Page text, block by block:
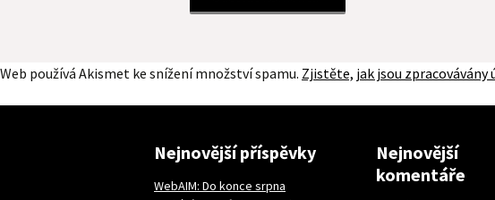
Web používá Akismet ke snížení množství spamu. Zjistěte, jak jsou zpracovávány
Nejnovější příspěvky
WebAIM: Do konce srpna
Nejnovější
komentáře